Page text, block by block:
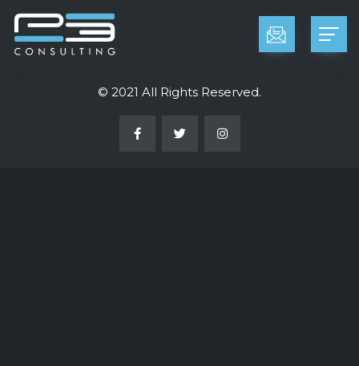
© 2021 All Rights Reserved.